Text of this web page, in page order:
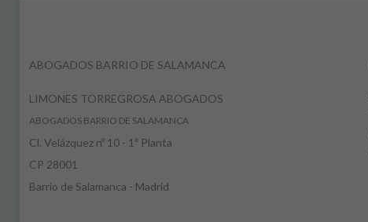
ABOGADOS BARRIO DE SALAMANCA
LIMONES TORREGROSA ABOGADOS
ABOGADOS BARRIO DE SALAMANCA
Cl. Velázquez nº 10 - 1ª Planta
CP 28001
Barrio de Salamanca - Madrid